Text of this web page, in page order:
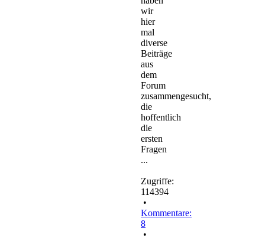
wir
hier
mal
diverse
Beiträge
aus
dem
Forum
zusammengesucht,
die
hoffentlich
die
ersten
Fragen
...
Zugriffe:
114394
•
Kommentare:
8
•